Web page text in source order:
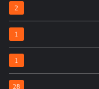
2
1
1
28